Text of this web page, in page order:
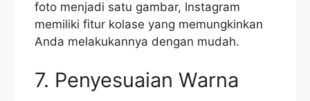
foto menjadi satu gambar, Instagram
memiliki fitur kolase yang memungkinkan
Anda melakukannya dengan mudah.
7. Penyesuaian Warna